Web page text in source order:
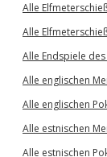
Alle
Alle
Alle Endspiele
Alle englischen
Alle englischen
Alle estnischen
Alle estnischen